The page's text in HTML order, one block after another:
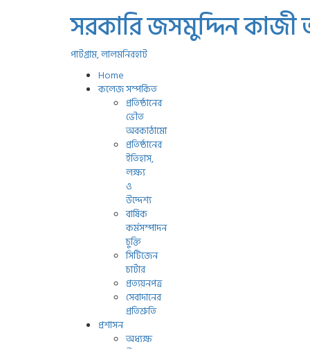
সরকারি জসমুদ্দিন
পাটগ্রাম, লালমনিরহাট
Home
কলেজ সম্পর্কিত
প্রতিষ্ঠানের
ভৌত
অবকাঠামো
প্রতিষ্ঠানের
ইতিহাস,
লক্ষ্য
ও
উদ্দেশ্য
বার্ষিক
কর্মসম্পাদন
চুক্তি
সিটিজেন
চার্টার
প্রত্যয়নপত্র
সেবাদানের
প্রতিশ্রুতি
প্রশাসন
অধ্যক্ষ